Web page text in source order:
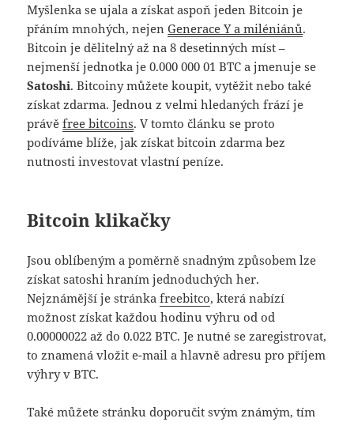
Myšlenka se ujala a získat aspoň jeden Bitcoin je
přáním mnohých, nejenGenerace Y a miléniánů.
Bitcoin je dělitelný až na 8 desetinných míst –
nejmenší jednotka je 0.000 000 01 BTC a jmenuje se
Satoshi. Bitcoiny můžete koupit, vytěžit nebo také
získat zdarma. Jednou z velmi hledaných frází je
právěfree bitcoins. V tomto článku se proto
podíváme blíže, jak získat bitcoin zdarma bez
nutnosti investovat vlastní peníze.
Bitcoin klikačky
Jsou oblíbeným a poměrně snadným způsobem lze
získat satoshi hraním jednoduchých her.
Nejznámější je stránkafreebitco, která nabízí
možnost získat každou hodinu výhru od od
0.00000022 až do 0.022 BTC. Je nutné se zaregistrovat,
to znamená vložit e-mail a hlavně adresu pro příjem
výhry v BTC.
Také můžete stránku doporučit svým známým, tím